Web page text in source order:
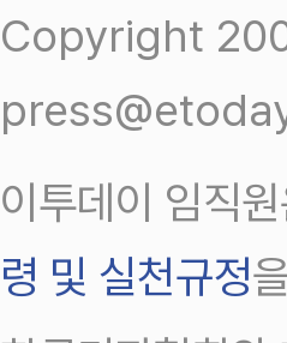
Copyright
이투데이 임직
령 및 실천규정